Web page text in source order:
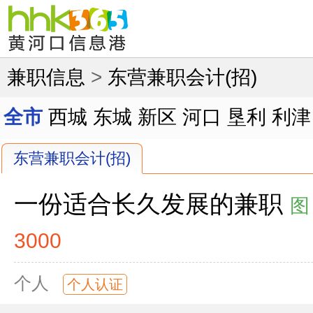
兼职信息 > 东营兼职会计(招)
全市 西城 东城 新区 河口 垦利 利津
东营兼职会计(招)
一份适合长久发展的兼职 图
3000
个人 个人认证